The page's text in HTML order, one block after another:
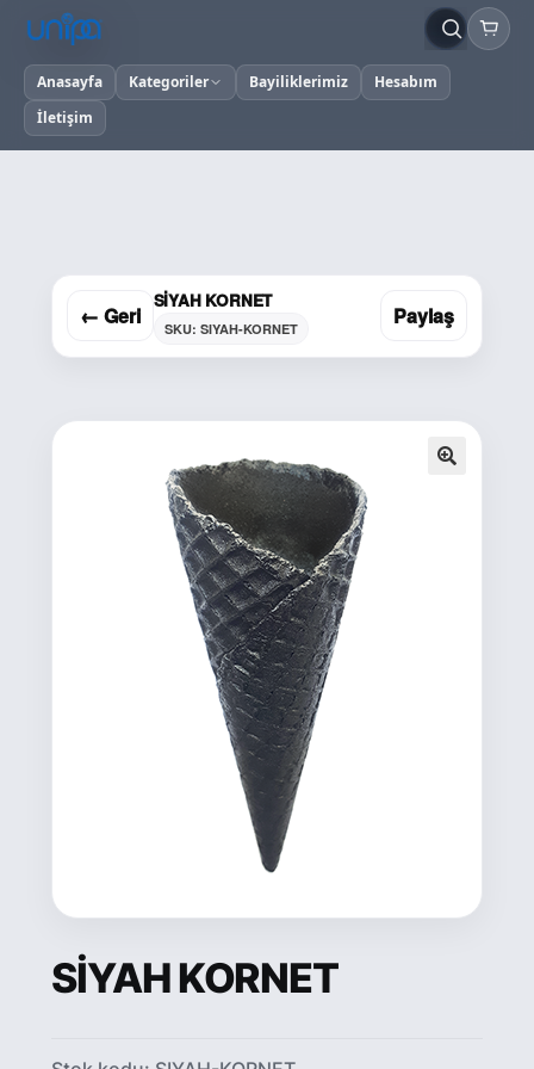
Anasayfa Kategoriler Bayiliklerimiz
Hesabım
İletişim
← Geri
SİYAH KORNET
SKU: SIYAH-KORNET Paylaş
SİYAH KORNET